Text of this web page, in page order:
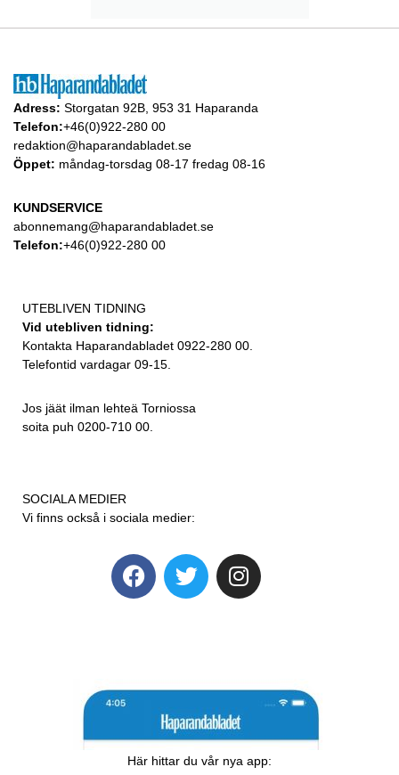
Adress: Storgatan 92B, 953 31 Haparanda
Telefon:+46(0)922-280 00
redaktion@haparandabladet.se
Öppet: måndag-torsdag 08-17 fredag 08-16
KUNDSERVICE
abonnemang@haparandabladet.se
Telefon:+46(0)922-280 00
UTEBLIVEN TIDNING
Vid utebliven tidning:
Kontakta Haparandabladet 0922-280 00.
Telefontid vardagar 09-15.
Jos jäät ilman lehteä Torniossa
soita puh 0200-710 00.
SOCIALA MEDIER
Vi finns också i sociala medier:
Här hittar du vår nya app: